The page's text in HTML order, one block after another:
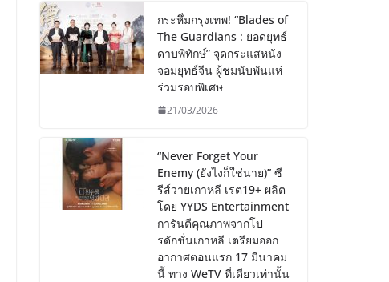
กระหึ่มกรุงเทพ! “Blades of
The Guardians : ยอดยุทธ์
ดาบพิทักษ์” จุดกระแสหนัง
จอมยุทธ์จีน ผู้ชมนับพันแห่
ร่วมรอบพิเศษ
21/03/2026
“Never Forget Your
Enemy (ยังไงก็ใช่นาย)” ซี
รีส์วายเกาหลี เรต19+ ผลิต
โดย YYDS Entertainment
การันตีคุณภาพจากโป
รดักชั่นเกาหลี เตรียมออก
อากาศตอนแรก 17 มีนาคม
นี้ ทาง WeTV ที่เดียวเท่านั้น